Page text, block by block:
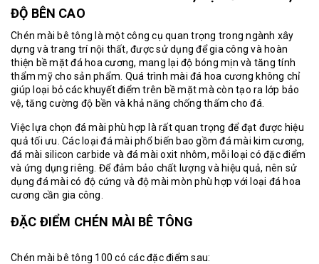
ĐỘ BÊN CAO
Chén mài bê tông là một công cụ quan trọng trong ngành xây
dựng và trang trí nội thất, được sử dụng để gia công và hoàn
thiện bề mặt đá hoa cương, mang lại độ bóng mịn và tăng tính
thẩm mỹ cho sản phẩm. Quá trình mài đá hoa cương không chỉ
giúp loại bỏ các khuyết điểm trên bề mặt mà còn tạo ra lớp bảo
vệ, tăng cường độ bền và khả năng chống thấm cho đá.
Việc lựa chọn đá mài phù hợp là rất quan trọng để đạt được hiệu
quả tối ưu. Các loại đá mài phổ biến bao gồm đá mài kim cương,
đá mài silicon carbide và đá mài oxit nhôm, mỗi loại có đặc điểm
và ứng dụng riêng. Để đảm bảo chất lượng và hiệu quả, nên sử
dụng đá mài có độ cứng và độ mài mòn phù hợp với loại đá hoa
cương cần gia công.
ĐẶC ĐIỂM CHÉN MÀI BÊ TÔNG
Chén mài bê tông 100 có các đặc điểm sau: